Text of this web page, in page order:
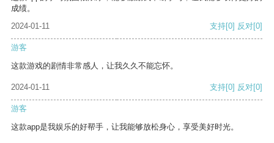
成绩。
2024-01-11
支持[0] 反对[0]
游客
这款游戏的剧情非常感人，让我久久不能忘怀。
2024-01-11 支持[0] 反对[0]
游客
这款app是我娱乐的好帮手，让我能够放松身心，享受美好时光。